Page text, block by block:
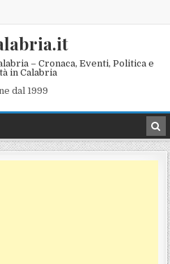
– Cronaca, Eventi, Politica e
in Calabria
dal 1999